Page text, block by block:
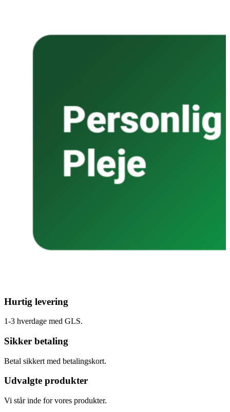
Hurtig levering
1-3 hverdage med GLS.
Sikker betaling
Betal sikkert med betalingskort.
Udvalgte produkter
Vi står inde for vores produkter.